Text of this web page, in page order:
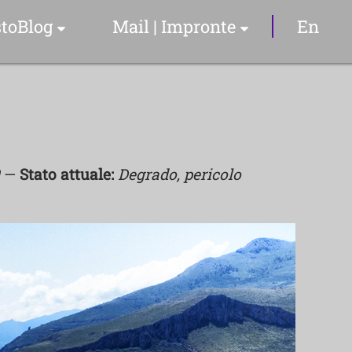
Articoli & Info
YouTube Video
Mail | Impronte En
— Stato attuale: Degrado, pericolo